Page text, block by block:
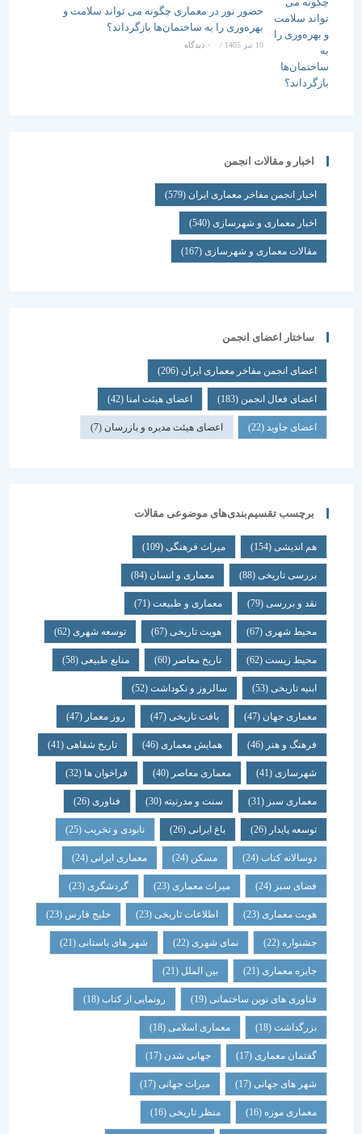
حضور نور در معماری چگونه می تواند سلامت و
بهره‌وری را به ساختمان‌ها بازگرداند؟
/ ۰ دیدگاه
اخبار و مقالات انجمن
اخبار انجمن مفاخر معماری ایران (579)
اخبار معماری و شهرسازی(540)
مقالات معماری و شهرسازی(167)
ساختار اعضای انجمن
اعضای انجمن مفاخر معماری ایران (206)
اعضای فعال انجمن(183) اعضای هیئت امنا(42)
اعضای جاوید(22) اعضای هیئت مدیره و بازرسان(7)
برچسب تقسیم‌بندی‌های موضوعی مقالات
هم اندیشی (154) میراث فرهنگی (109)
بررسی تاریخی (88) معماری و انسان (84)
نقد و بررسی (79) معماری و طبیعت (71)
محیط شهری(67) هویت تاریخی(67) توسعه شهری(62)
محیط زیست(62) تاریخ معاصر(60) منابع طبیعی(58)
ابنیه تاریخی(53) سالروز و نکوداشت(52)
معماری جهان (47) بافت تاریخی(47) روز معمار(47)
فرهنگ و هنر(46) همایش معماری (46) تاریخ شفاهی (41)
شهرسازی(41) معماری معاصر(40) فراخوان ها (32)
معماری سبز(31) سنت و مدرنیته(30) فناوری (26)
توسعه پایدار(26) باغ ایرانی(26) نابودی و تخریب(25)
دوسالانه کتاب(24) مسکن (24) معماری ایرانی(24)
فضای سبز(24) میراث معماری (23) گردشگری (23)
هویت معماری (23) اطلاعات تاریخی(23) خلیج فارس(23)
جشنواره(22) نمای شهری(22) شهر های باستانی (21)
جایزه معماری (21) بین الملل(21)
فناوری های نوین ساختمانی(19) رونمایی از کتاب (18)
بزرگداشت (18) معماری اسلامی(18)
گفتمان معماری (17) جهانی شدن(17)
شهر های جهانی(17) میراث جهانی(17)
معماری موزه(16) منظر تاریخی (16)